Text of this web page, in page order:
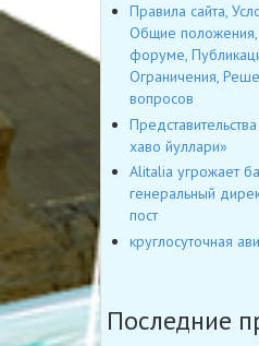
Правила сайта,
Общие
форуме,
Ограничения,
вопросов
хаво йуллари»
Alitalia угрожает
генеральный
пост
круглосуточная
Последние